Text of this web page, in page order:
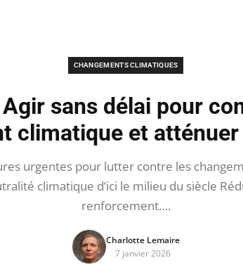
CHANGEMENTS CLIMATIQUES
Agir sans délai pour
climatique et
urgentes pour lutter contre les
climatique d’ici le milieu du siècle
renforcement….
Charlotte Lemaire
7 janvier 2026